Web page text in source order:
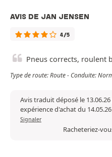
AVIS DE JAN JENSEN
4/5
Pneus corrects, roulent
Type de route: Route - Conduite:
Avis traduit déposé le
expérience d'achat du 14.05.26
Signaler
Racheteriez-